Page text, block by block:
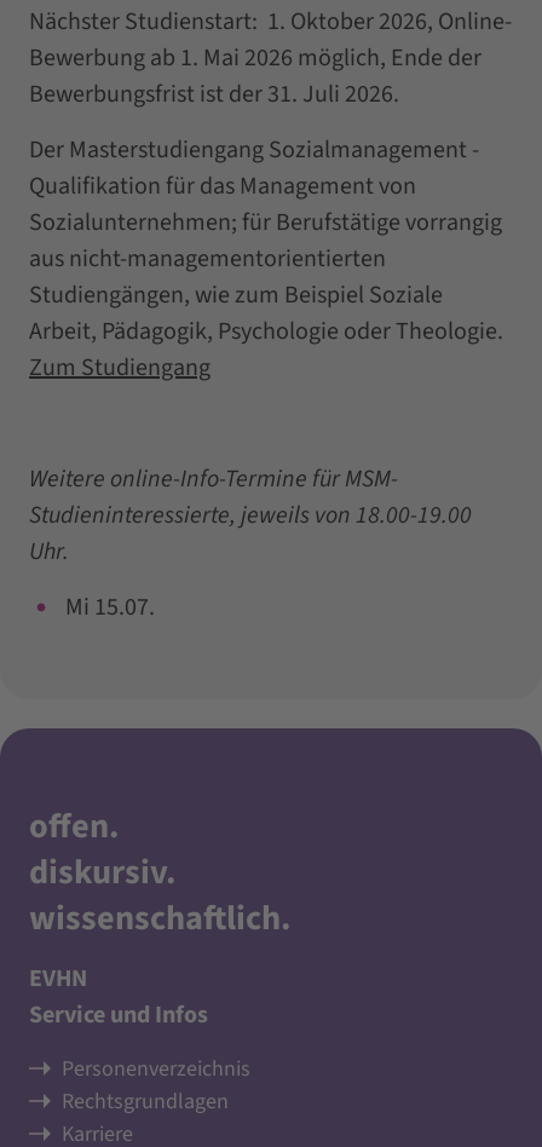
Nächster Studienstart: 1. Oktober 2026, Online-
Bewerbung ab 1. Mai 2026 möglich, Ende der
Bewerbungsfrist ist der 31. Juli 2026.
Der Masterstudiengang Sozialmanagement -
Qualifikation für das Management von
Sozialunternehmen; für Berufstätige vorrangig
aus nicht-managementorientierten
Studiengängen, wie zum Beispiel Soziale
Arbeit, Pädagogik, Psychologie oder Theologie.
Zum Studiengang
Weitere online-Info-Termine für MSM-
Studieninteressierte, jeweils von 18.00-19.00
Uhr.
Mi 15.07.
offen.
diskursiv.
wissenschaftlich.
EVHN
Service und Infos
Personenverzeichnis
Rechtsgrundlagen
Karriere